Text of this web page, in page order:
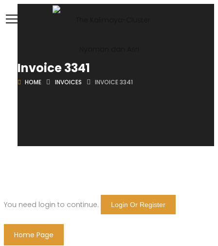
Invoice 3341
HOME INVOICES INVOICE 3341
You need login to continue. Login Or Register
Home Page